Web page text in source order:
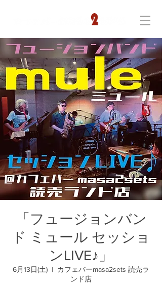
「フュージョンバン
ド ミュール セッショ
ンLIVE♪」
6月13日(土)
  |
カフェバーmasa2sets 読売ラ
ンド店